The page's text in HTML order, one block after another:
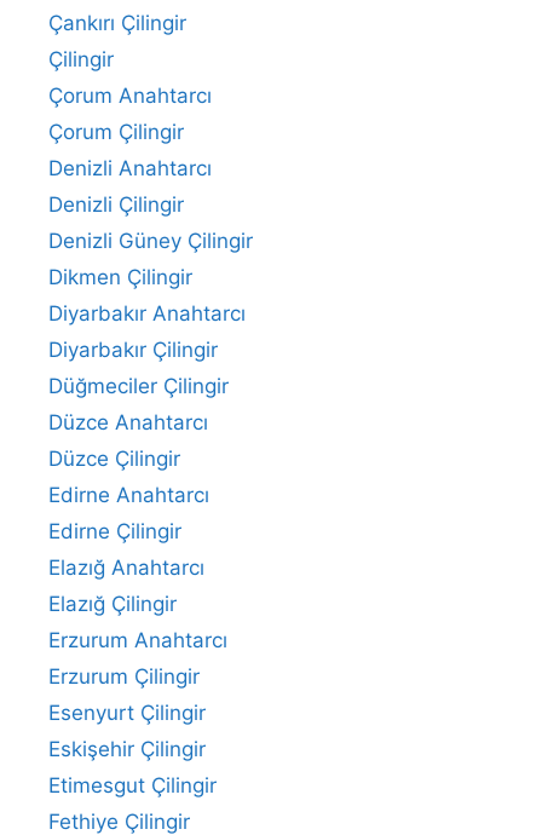
Çankırı Çilingir
Çilingir
Çorum Anahtarcı
Çorum Çilingir
Denizli Anahtarcı
Denizli Çilingir
Denizli Güney Çilingir
Dikmen Çilingir
Diyarbakır Anahtarcı
Diyarbakır Çilingir
Düğmeciler Çilingir
Düzce Anahtarcı
Düzce Çilingir
Edirne Anahtarcı
Edirne Çilingir
Elazığ Anahtarcı
Elazığ Çilingir
Erzurum Anahtarcı
Erzurum Çilingir
Esenyurt Çilingir
Eskişehir Çilingir
Etimesgut Çilingir
Fethiye Çilingir